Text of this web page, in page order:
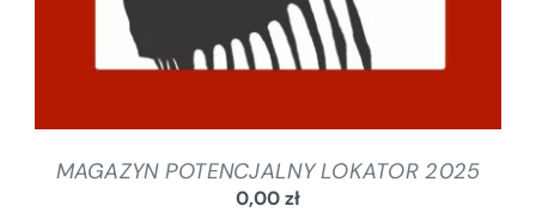
MAGAZYN POTENCJALNY LOKATOR 2025
0,00zł